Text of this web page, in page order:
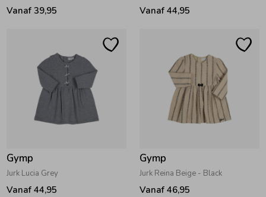
Winteraccessoires
Vanaf 39,95 Vanaf 44,95
Gymp
Jurk Lucia Grey
Vanaf 44,95
Gymp
Jurk Reina Beige - Black
Vanaf 46,95